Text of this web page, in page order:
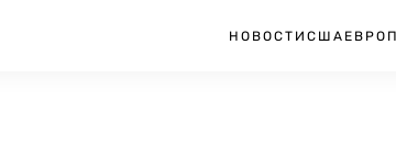
НОВОСТИ США